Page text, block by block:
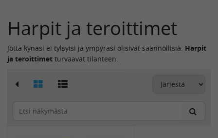
Harpit ja teroittimet
Jotta kynäsi ei tylsyisi ja ympyräsi olisivat säännöllisiä. Harpit
ja teroittimet turvaavat tilanteen.